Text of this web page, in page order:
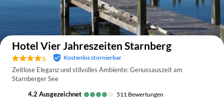
Auf der Karte anzeigen
Hotel Vier Jahreszeiten Starnberg
s Kostenlos stornierbar
Zeitlose Eleganz und stilvolles Ambiente: Genussauszeit am
Starnberger See
4.2
ausgezeichnet 511 Bewertungen